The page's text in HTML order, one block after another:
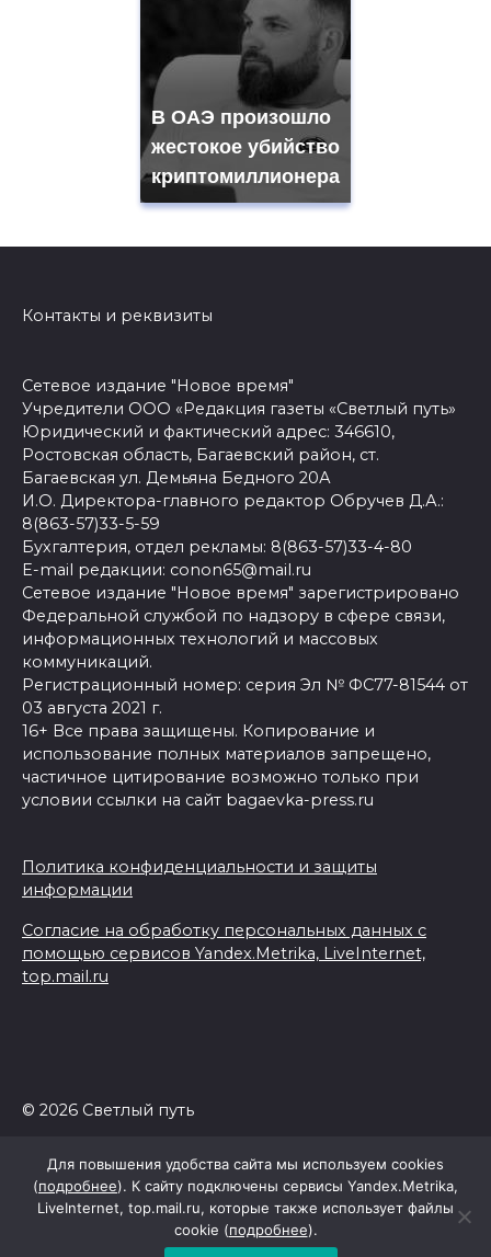
В ОАЭ произошло
жестокое убийство
криптомиллионера
Контакты и реквизиты
Сетевое издание "Новое время"
Учредители ООО «Редакция газеты «Светлый путь»
Юридический и фактический адрес: 346610,
Ростовская область, Багаевский район, ст.
Багаевская ул. Демьяна Бедного 20А
И.О. Директора-главного редактор Обручев Д.А.:
8(863-57)33-5-59
Бухгалтерия, отдел рекламы: 8(863-57)33-4-80
E-mail редакции: conon65@mail.ru
Сетевое издание "Новое время" зарегистрировано
Федеральной службой по надзору в сфере связи,
информационных технологий и массовых
коммуникаций.
Регистрационный номер: серия Эл № ФС77-81544 от
03 августа 2021 г.
16+ Все права защищены. Копирование и
использование полных материалов запрещено,
частичное цитирование возможно только при
условии ссылки на сайт bagaevka-press.ru
Политика конфиденциальности и защиты
информации
Согласие на обработку персональных данных с
помощью сервисов Yandex.Metrika, LiveInternet,
top.mail.ru
© 2026 Светлый путь
Для повышения удобства сайта мы используем cookies
(подробнее). К сайту подключены сервисы Yandex.Metrika,
LiveInternet, top.mail.ru, которые также использует файлы
cookie (подробнее).